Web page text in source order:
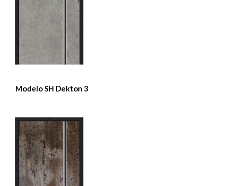
Modelo SH Dekton 3